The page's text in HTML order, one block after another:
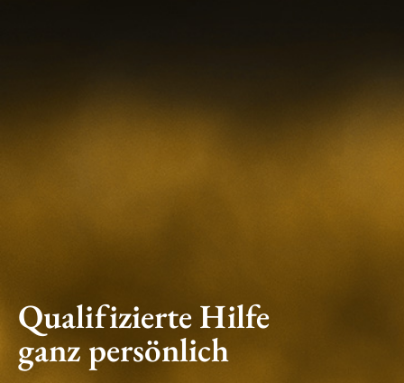
Qualifizierte Hilfe
ganz persönlich